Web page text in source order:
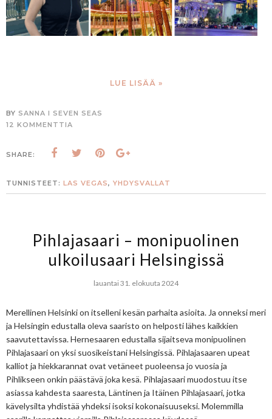
LUE LISÄÄ »
BY SANNA I SEVEN SEAS
12 KOMMENTTIA
SHARE:
TUNNISTEET: LAS VEGAS, YHDYSVALLAT
Pihlajasaari – monipuolinen
ulkoilusaari Helsingissä
lauantai 31. elokuuta 2024
Merellinen Helsinki on itselleni kesän parhaita asioita. Ja onneksi meri
ja Helsingin edustalla oleva saaristo on helposti lähes kaikkien
saavutettavissa. Hernesaaren edustalla sijaitseva monipuolinen
Pihlajasaari on yksi suosikeistani Helsingissä. Pihlajasaaren upeat
kalliot ja hiekkarannat ovat vetäneet puoleensa jo vuosia ja
Pihlikseen onkin päästävä joka kesä. Pihlajasaari muodostuu itse
asiassa kahdesta saaresta, Läntinen ja Itäinen Pihlajasaari, jotka
kävelysilta yhdistää yhdeksi isoksi kokonaisuuseksi. Molemmilla